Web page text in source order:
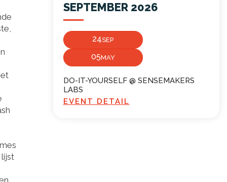
SEPTEMBER 2026
24SEP
05MAY
DO-IT-YOURSELF @ SENSEMAKERS
LABS
EVENT DETAIL